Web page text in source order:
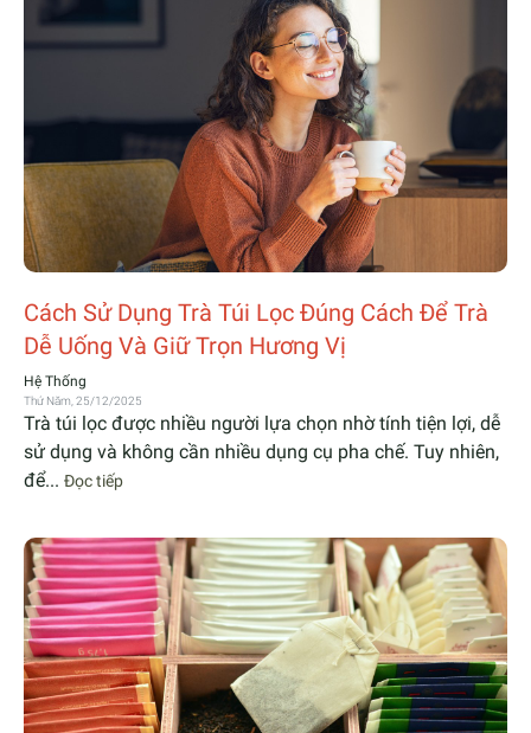
Cách Sử Dụng Trà Túi Lọc Đúng Cách Để Trà
Dễ Uống Và Giữ Trọn Hương Vị
Hệ Thống
Thứ Năm, 25/12/2025
Trà túi lọc được nhiều người lựa chọn nhờ tính tiện lợi, dễ
sử dụng và không cần nhiều dụng cụ pha chế. Tuy nhiên,
để... Đọc tiếp